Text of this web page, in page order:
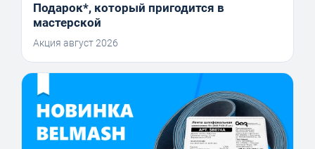
Подарок*, который пригодится в
мастерской
Акция август 2026